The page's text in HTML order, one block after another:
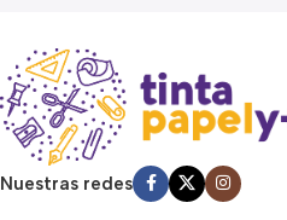
Nuestras redes